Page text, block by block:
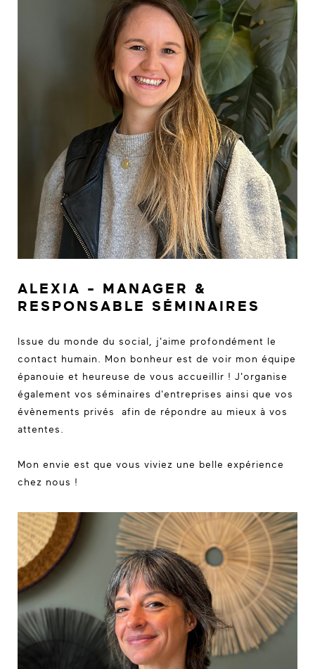
ALEXIA - MANAGER &
RESPONSABLE SÉMINAIRES
Issue du monde du social, j'aime profondément le
contact humain. Mon bonheur est de voir mon équipe
épanouie et heureuse de vous accueillir ! J'organise
également vos séminaires d'entreprises ainsi que vos
évènements privés afin de répondre au mieux à vos
attentes.
Mon envie est que vous viviez une belle expérience
chez nous !